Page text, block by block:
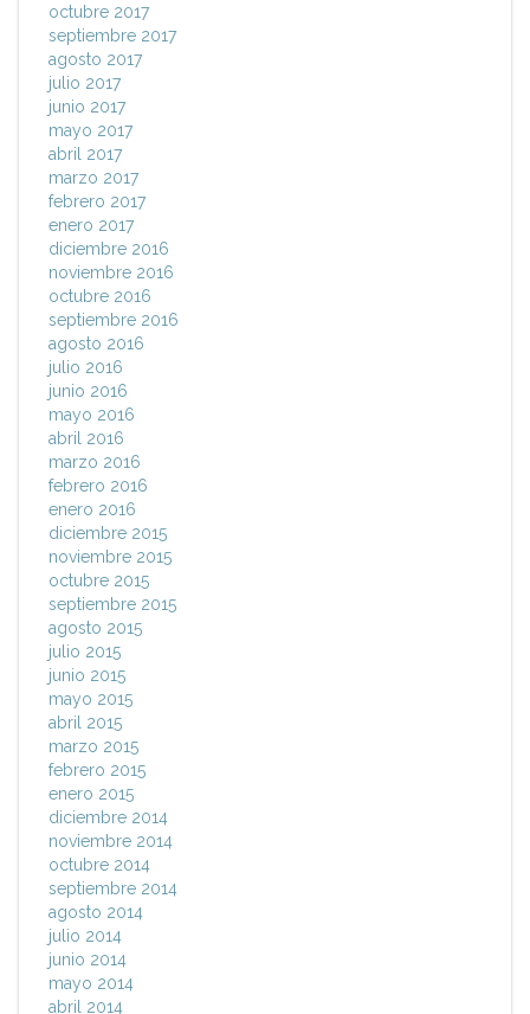
octubre 2017
septiembre 2017
agosto 2017
julio 2017
junio 2017
mayo 2017
abril 2017
marzo 2017
febrero 2017
enero 2017
diciembre 2016
noviembre 2016
octubre 2016
septiembre 2016
agosto 2016
julio 2016
junio 2016
mayo 2016
abril 2016
marzo 2016
febrero 2016
enero 2016
diciembre 2015
noviembre 2015
octubre 2015
septiembre 2015
agosto 2015
julio 2015
junio 2015
mayo 2015
abril 2015
marzo 2015
febrero 2015
enero 2015
diciembre 2014
noviembre 2014
octubre 2014
septiembre 2014
agosto 2014
julio 2014
junio 2014
mayo 2014
abril 2014